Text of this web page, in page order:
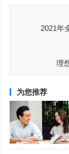
2021年
理
为您推荐